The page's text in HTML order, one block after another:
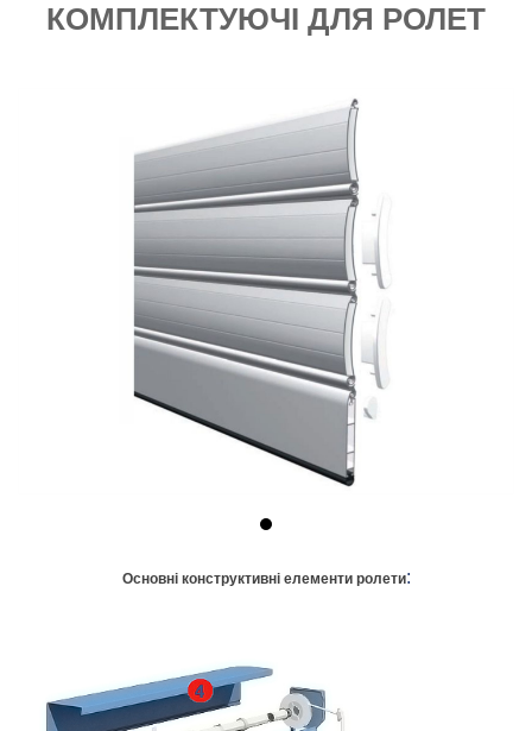
КОМПЛЕКТУЮЧІ ДЛЯ РОЛЕТ
Основні конструктивні елементи ролети: